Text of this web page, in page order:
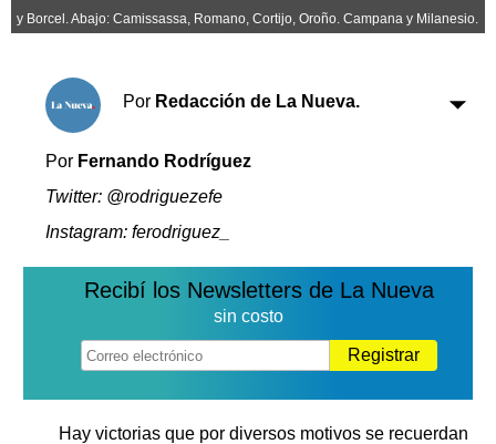
Suplementos
Servicios
Farmacias
Loterías
Datos Útiles
Teléfonos de urgencia
y Borcel. Abajo: Camissassa, Romano, Cortijo, Oroño. Campana y Milanesio.
Por Redacción de La Nueva.
Por Fernando Rodríguez
Twitter: @rodriguezefe
Instagram: ferodriguez_
Recibí los Newsletters de La Nueva
sin costo
Registrar
Hay victorias que por diversos motivos se recuerdan